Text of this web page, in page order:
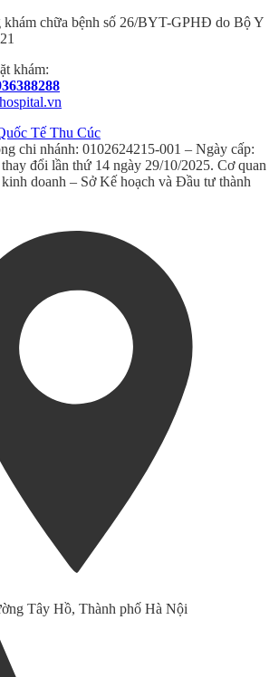
khám chữa bệnh số 26/BYT-GPHĐ do Bộ Y
khám:
Tế Thu Cúc
chi nhánh: 0102624215-001 – Ngày cấp:
đổi lần thứ 14 ngày 29/10/2025. Cơ quan
doanh – Sở Kế hoạch và Đầu tư thành
Tây Hồ, Thành phố Hà Nội